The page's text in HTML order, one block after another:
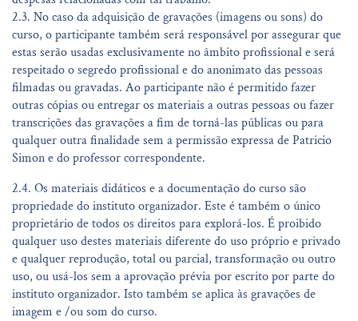
2.3. No caso da adquisição de gravações (imagens ou sons) do
curso, o participante também será responsável por assegurar que
estas serão usadas exclusivamente no âmbito profissional e será
respeitado o segredo profissional e do anonimato das pessoas
filmadas ou gravadas. Ao participante não é permitido fazer
outras cópias ou entregar os materiais a outras pessoas ou fazer
transcrições das gravações a fim de torná-las públicas ou para
qualquer outra finalidade sem a permissão expressa de Patricio
Simon e do professor correspondente.
2.4. Os materiais didáticos e a documentação do curso são
propriedade do instituto organizador. Este é também o único
proprietário de todos os direitos para explorá-los. É proibido
qualquer uso destes materiais diferente do uso próprio e privado
e qualquer reprodução, total ou parcial, transformação ou outro
uso, ou usá-los sem a aprovação prévia por escrito por parte do
instituto organizador. Isto também se aplica às gravações de
imagem e /ou som do curso.